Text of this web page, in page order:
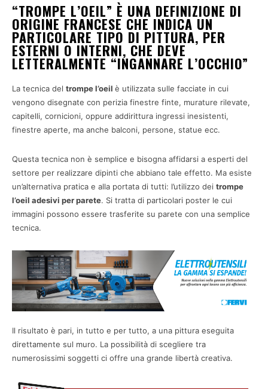
“TROMPE L’OEIL” È UNA DEFINIZIONE DI
ORIGINE FRANCESE CHE INDICA UN
PARTICOLARE TIPO DI PITTURA, PER
ESTERNI O INTERNI, CHE DEVE
LETTERALMENTE “INGANNARE L’OCCHIO”
La tecnica del trompe l’oeil è utilizzata sulle facciate in cui
vengono disegnate con perizia finestre finte, murature rilevate,
capitelli, cornicioni, oppure addirittura ingressi inesistenti,
finestre aperte, ma anche balconi, persone, statue ecc.
Questa tecnica non è semplice e bisogna affidarsi a esperti del
settore per realizzare dipinti che abbiano tale effetto. Ma esiste
un’alternativa pratica e alla portata di tutti: l’utilizzo dei trompe
l’oeil adesivi per parete. Si tratta di particolari poster le cui
immagini possono essere trasferite su parete con una semplice
tecnica.
Il risultato è pari, in tutto e per tutto, a una pittura eseguita
direttamente sul muro. La possibilità di scegliere tra
numerosissimi soggetti ci offre una grande libertà creativa.